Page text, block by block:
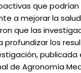
que podrían
a mejorar la
que las
profundizar los
publicada
de Agronomía